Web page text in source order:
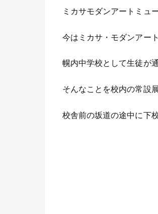
ミカサモダンアートミュ
今はミカサ・モダンアー
幌内中学校として生徒が
そんなことを校内の常設
校舎前の坂道の途中に下